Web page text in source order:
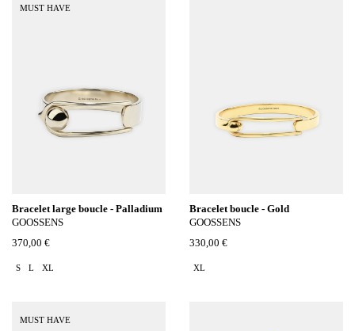
MUST HAVE
Bracelet large boucle - Palladium
GOOSSENS
370,00 €
S L XL
Bracelet boucle - Gold
GOOSSENS
330,00 €
XL
MUST HAVE